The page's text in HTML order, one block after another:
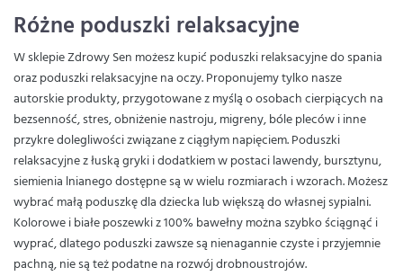
Różne poduszki relaksacyjne
W sklepie Zdrowy Sen możesz kupić poduszki relaksacyjne do spania
oraz poduszki relaksacyjne na oczy. Proponujemy tylko nasze
autorskie produkty, przygotowane z myślą o osobach cierpiących na
bezsenność, stres, obniżenie nastroju, migreny, bóle pleców i inne
przykre dolegliwości związane z ciągłym napięciem. Poduszki
relaksacyjne z łuską gryki i dodatkiem w postaci lawendy, bursztynu,
siemienia lnianego dostępne są w wielu rozmiarach i wzorach. Możesz
wybrać małą poduszkę dla dziecka lub większą do własnej sypialni.
Kolorowe i białe poszewki z 100% bawełny można szybko ściągnąć i
wyprać, dlatego poduszki zawsze są nienagannie czyste i przyjemnie
pachną, nie są też podatne na rozwój drobnoustrojów.